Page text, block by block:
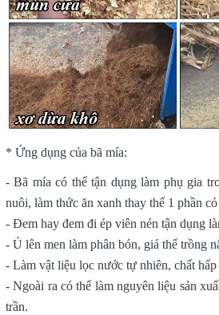
* Ứng dụng của bã mía:
- Bã mía có thể tận dụng làm phụ gia
nuôi, làm thức ăn xanh thay thế 1 phần cỏ
- Đem hay đem đi ép viên nén tận dụng
- Ủ lên men làm phân bón, giá thể trồng
- Làm vật liệu lọc nước tự nhiên, chất
- Ngoài ra có thể làm nguyên liệu sản
trần.